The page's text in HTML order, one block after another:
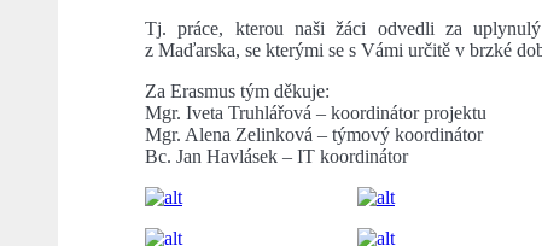
Tj. práce, kterou naši žáci odvedli za
z Maďarska, se kterými se s Vámi určitě v brzké
Za Erasmus tým děkuje:
Mgr. Iveta Truhlářová – koordinátor projektu
Mgr. Alena Zelinková – týmový koordinátor
Bc. Jan Havlásek – IT koordinátor